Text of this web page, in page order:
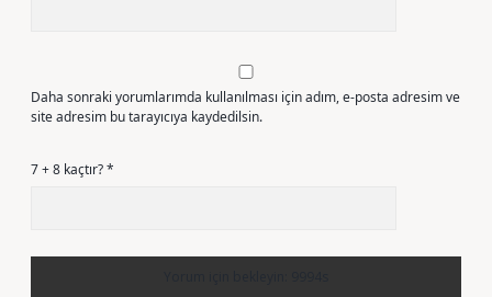
Daha sonraki yorumlarımda kullanılması için adım, e-posta adresim ve
site adresim bu tarayıcıya kaydedilsin.
7 + 8 kaçtır?*